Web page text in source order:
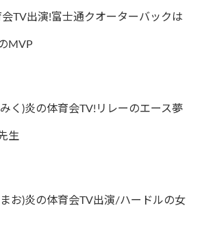
TV出演!富士通クオーターバックは
MVP
く)炎の体育会TV!リレーのエース夢
生
お)炎の体育会TV出演/ハードルの女